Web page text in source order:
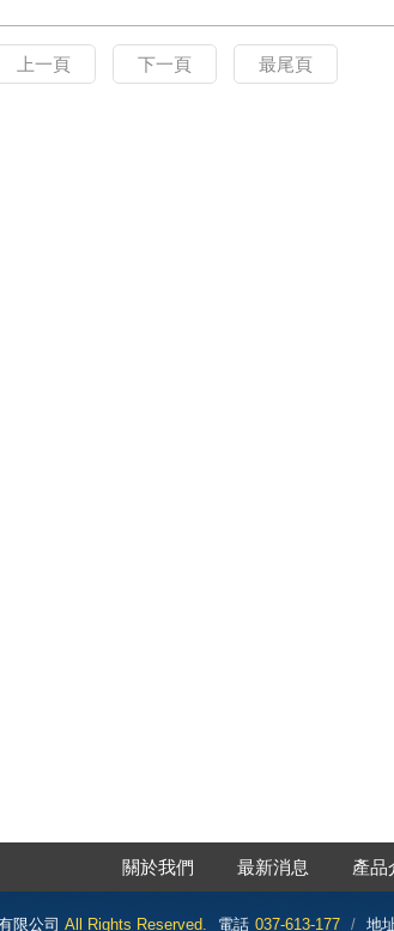
上一頁 下一頁 最尾頁
關於我們 最新消息 產品
限公司 All Rights Reserved. 電話 037-613-177 地